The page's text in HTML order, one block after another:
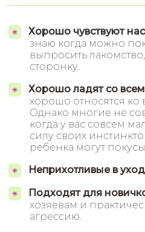
Хорошо чувствуют
знаю когда можно
выпросить
сторонку.
Хорошо ладят со
хорошо относятся ко
Однако многие не
когда у вас совсем
силу своих
ребенка могут
Неприхотливые в
Подходят для
хозяевам и
агрессию.